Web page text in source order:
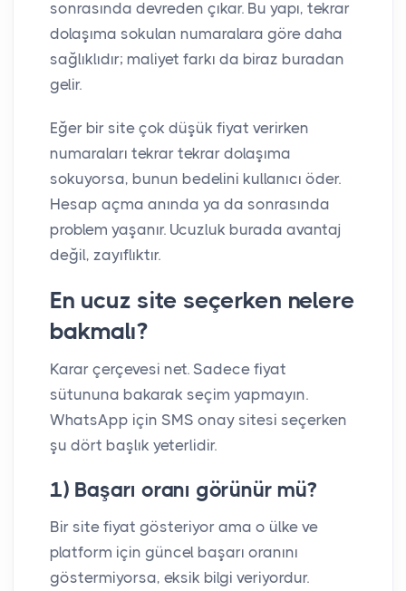
sonrasında devreden çıkar. Bu yapı, tekrar
dolaşıma sokulan numaralara göre daha
sağlıklıdır; maliyet farkı da biraz buradan
gelir.
Eğer bir site çok düşük fiyat verirken
numaraları tekrar tekrar dolaşıma
sokuyorsa, bunun bedelini kullanıcı öder.
Hesap açma anında ya da sonrasında
problem yaşanır. Ucuzluk burada avantaj
değil, zayıflıktır.
En ucuz site seçerken nelere
bakmalı?
Karar çerçevesi net. Sadece fiyat
sütununa bakarak seçim yapmayın.
WhatsApp için SMS onay sitesi seçerken
şu dört başlık yeterlidir.
1) Başarı oranı görünür mü?
Bir site fiyat gösteriyor ama o ülke ve
platform için güncel başarı oranını
göstermiyorsa, eksik bilgi veriyordur.